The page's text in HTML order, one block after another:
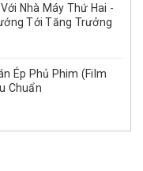
Nhà Máy Thứ Hai -
Tới Tăng Trưởng
Ép Phủ Phim (Film
Chuẩn